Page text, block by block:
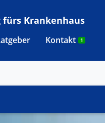
Kontakt 1
fürs Krankenhaus